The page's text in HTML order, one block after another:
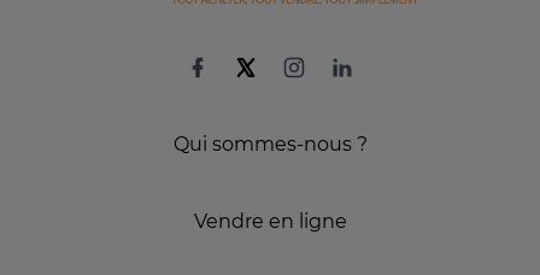
Qui sommes-nous ?
Vendre en ligne